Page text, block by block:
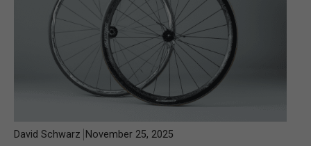
David Schwarz November 25, 2025